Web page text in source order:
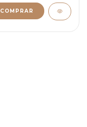
COMPRAR